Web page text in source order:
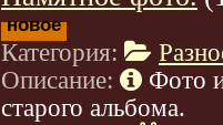
новое
Категория:
Описание:
Фото
старого альбома.